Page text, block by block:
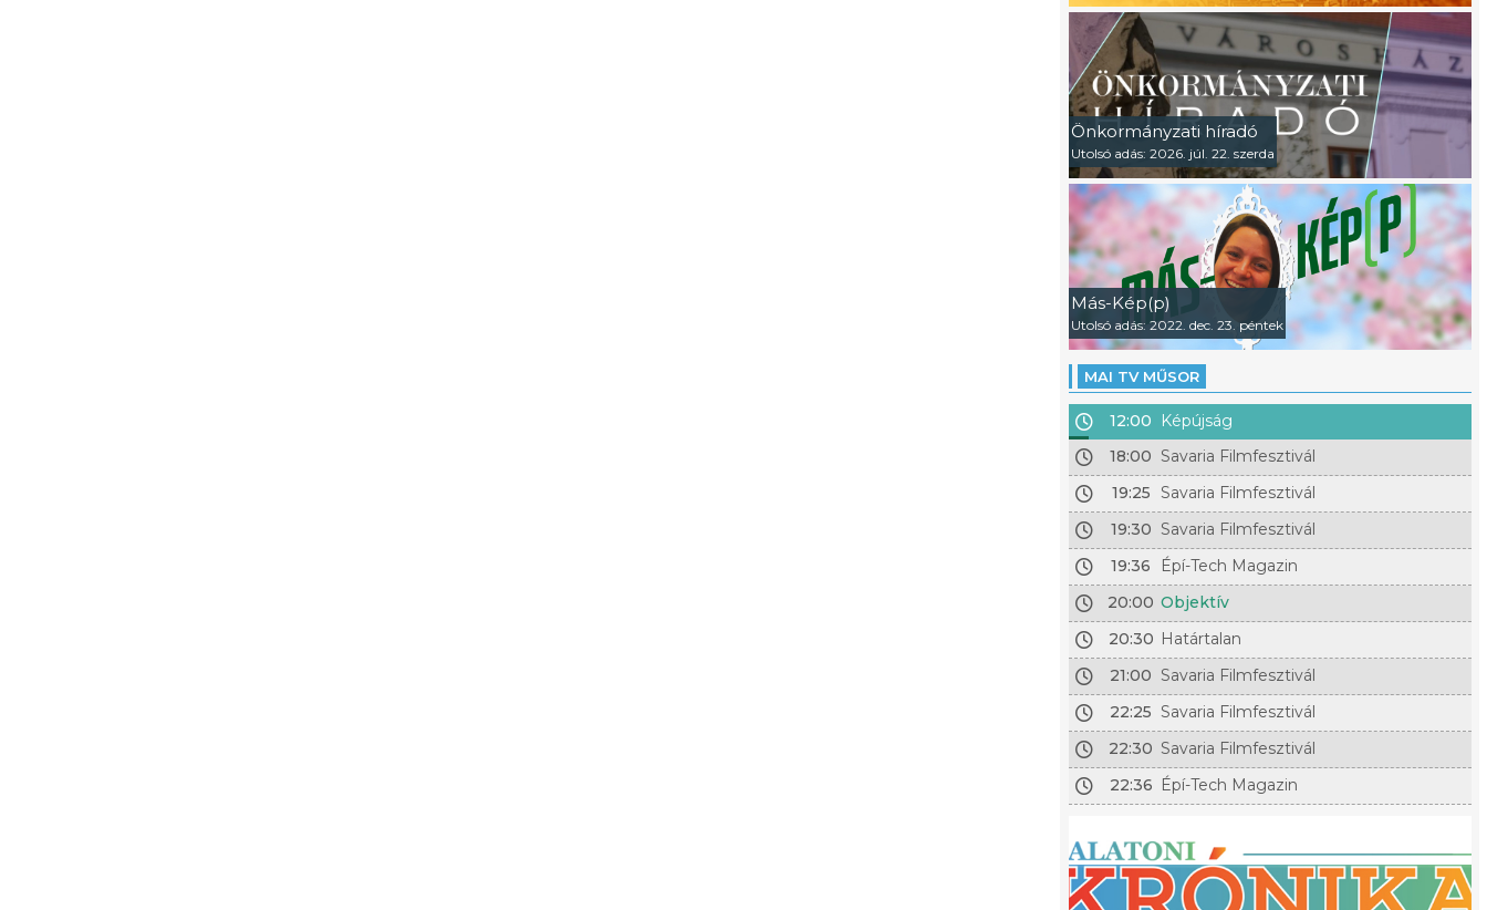
Önkormányzati híradó
Utolsó adás: 2026. júl. 22. szerda
Más-Kép(p)
Utolsó adás: 2022. dec. 23. péntek
MAI TV MŰSOR
12:00
Képújság
18:00 Savaria Filmfesztivál
19:25 Savaria Filmfesztivál
19:30 Savaria Filmfesztivál
19:36
Épí-Tech Magazin
20:00 Objektív
20:30 Határtalan
21:00 Savaria Filmfesztivál
22:25 Savaria Filmfesztivál
22:30 Savaria Filmfesztivál
22:36 Épí-Tech Magazin